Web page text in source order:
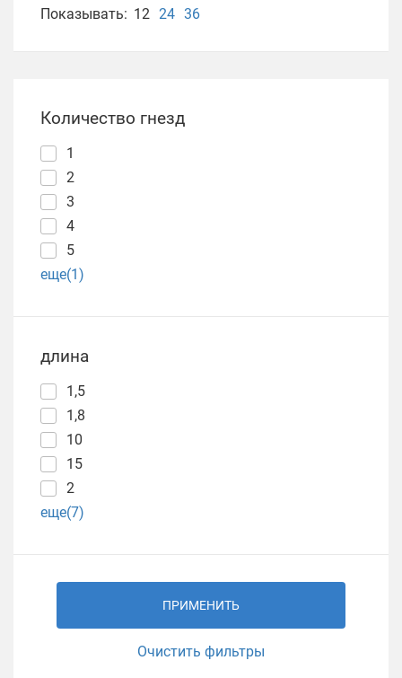
Показывать: 12 24 36
Количество гнезд
1
2
3
4
5
еще(1)
длина
1,5
1,8
10
15
2
еще(7)
ПРИМЕНИТЬ
Очистить фильтры